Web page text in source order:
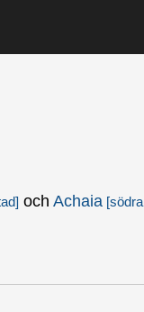
och Achaia [södra